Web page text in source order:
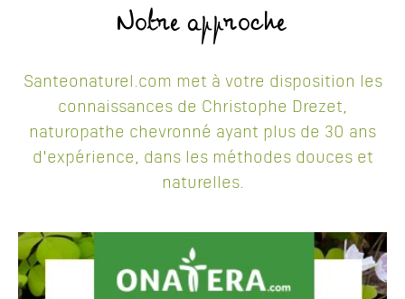
Notre approche
Santeonaturel.com met à votre disposition les
connaissances de Christophe Drezet,
naturopathe chevronné ayant plus de 30 ans
d'expérience, dans les méthodes douces et
naturelles.